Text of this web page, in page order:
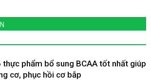
thực phẩm bổ sung BCAA tốt nhất giúp
cơ, phục hồi cơ bắp